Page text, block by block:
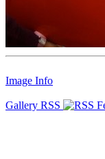
Image Info
Gallery RSS